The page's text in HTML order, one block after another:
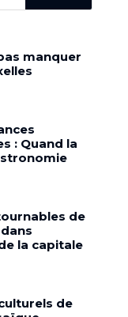
manquer
: Quand la
de
la capitale
de